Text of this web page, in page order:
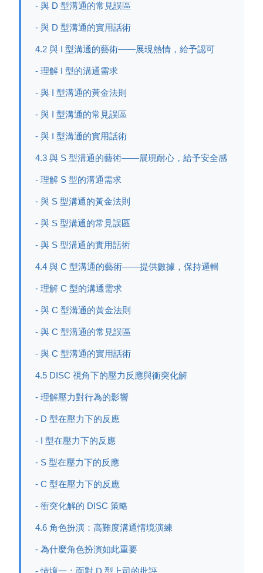
- 與 D 型溝通的常見誤區
- 與 D 型溝通的實用話術
4.2 與 I 型溝通的藝術——展現熱情，給予認可
- 理解 I 型的溝通需求
- 與 I 型溝通的黃金法則
- 與 I 型溝通的常見誤區
- 與 I 型溝通的實用話術
4.3 與 S 型溝通的藝術——展現耐心，給予安全感
- 理解 S 型的溝通需求
- 與 S 型溝通的黃金法則
- 與 S 型溝通的常見誤區
- 與 S 型溝通的實用話術
4.4 與 C 型溝通的藝術——提供數據，保持邏輯
- 理解 C 型的溝通需求
- 與 C 型溝通的黃金法則
- 與 C 型溝通的常見誤區
- 與 C 型溝通的實用話術
4.5 DISC 視角下的壓力反應與衝突化解
- 理解壓力對行為的影響
- D 型在壓力下的反應
- I 型在壓力下的反應
- S 型在壓力下的反應
- C 型在壓力下的反應
- 衝突化解的 DISC 策略
4.6 角色扮演：高難度溝通情境演練
- 為什麼角色扮演如此重要
- 情境一：面對 D 型上司的批評